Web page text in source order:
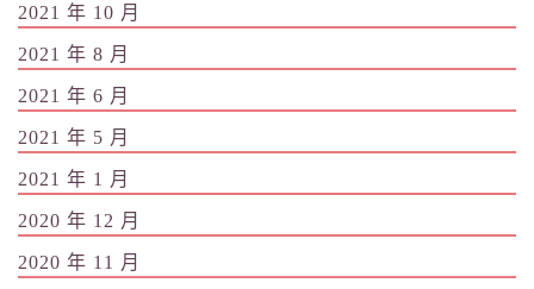
2021 年 10 月
2021 年 8 月
2021 年 6 月
2021 年 5 月
2021 年 1 月
2020 年 12 月
2020 年 11 月